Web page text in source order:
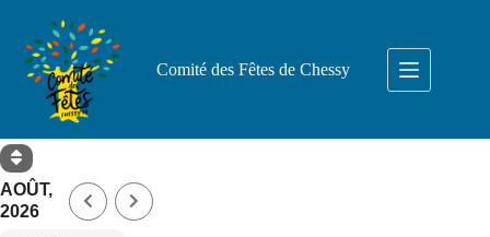
Comité des Fêtes de Chessy
AOÛT,
2026